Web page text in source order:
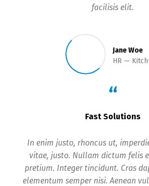
facilisis elit.
Jane Woe
HR
“
Fast Solutions
In enim justo, rhoncus ut,
vitae, justo. Nullam dictum felis
pretium. Integer tincidunt. Cras
elementum semper nisi. Aenean